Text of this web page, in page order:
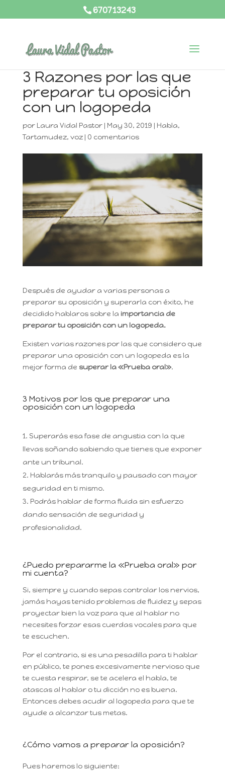
670713243
3 Razones por las que
preparar tu oposición
con un logopeda
por Laura Vidal Pastor| May 30, 2019 | Habla,
Tartamudez, voz| 0 comentarios
Después de ayudar a varias personas a
preparar su oposición y superarla con éxito, he
decidido hablaros sobre la importancia de
preparar tu oposición con un logopeda.
Existen varias razones por las que considero que
preparar una oposición con un logopeda es la
mejor forma de superar la «Prueba oral».
3 Motivos por los que preparar una
oposición con un logopeda
Superarás esa fase de angustia con la que
llevas soñando sabiendo que tienes que exponer
ante un tribunal.
Hablarás más tranquilo y pausado con mayor
seguridad en ti mismo.
Podrás hablar de forma fluida sin esfuerzo
dando sensación de seguridad y
profesionalidad.
¿Puedo prepararme la «Prueba oral» por
mi cuenta?
Si, siempre y cuando sepas controlar los nervios,
jamás hayas tenido problemas de fluidez y sepas
proyectar bien la voz para que al hablar no
necesites forzar esas cuerdas vocales para que
te escuchen.
Por el contrario, si es una pesadilla para ti hablar
en público, te pones excesivamente nervioso que
te cuesta respirar, se te acelera el habla, te
atascas al hablar o tu dicción no es buena.
Entonces debes acudir al logopeda para que te
ayude a alcanzar tus metas.
¿Cómo vamos a preparar la oposición?
Pues haremos lo siguiente: